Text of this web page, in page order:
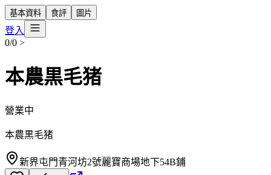
基本資料 食評 圖片
登入
0/0 >
本農黒毛猪
營業中
本農黒毛猪
新界屯門青河坊2號麗寶商場地下54B鋪